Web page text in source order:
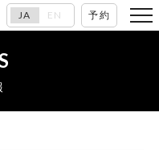
JA EN 予約